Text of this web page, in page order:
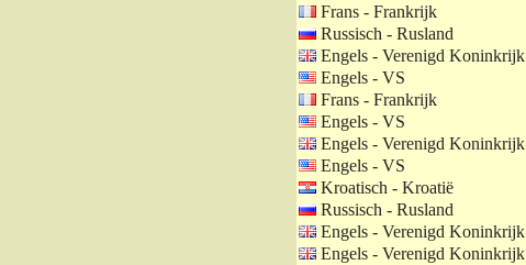
Frans - Frankrijk
Russisch - Rusland
Engels - Verenigd Koninkrijk
Engels - VS
Frans - Frankrijk
Engels - VS
Engels - Verenigd Koninkrijk
Engels - VS
Kroatisch - Kroatië
Russisch - Rusland
Engels - Verenigd Koninkrijk
Engels - Verenigd Koninkrijk